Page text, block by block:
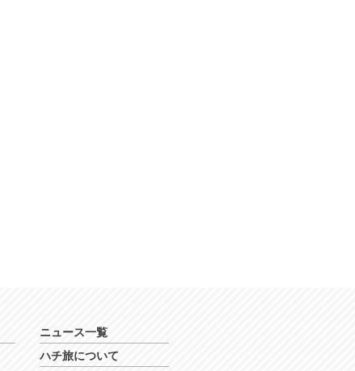
ニュース一覧
ハチ旅について